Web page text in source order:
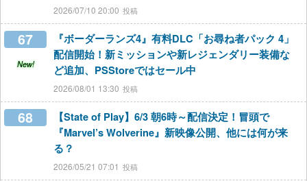
2026/07/10 20:00
67
New!
『ボーダーランズ4』有料DLC「お尋ね者パック 4」
配信開始！新ミッションや新レジェンダリー装備な
ど追加、PSStoreではセール中
2026/08/01 13:30
68
【State of Play】6/3 朝6時～配信決定！冒頭で
『Marvel’s Wolverine』新映像公開、他には何が来
る？
2026/05/21 07:01